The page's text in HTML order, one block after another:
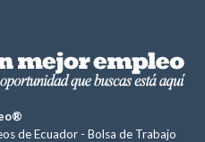
de Ecuador - Bolsa de Trabajo